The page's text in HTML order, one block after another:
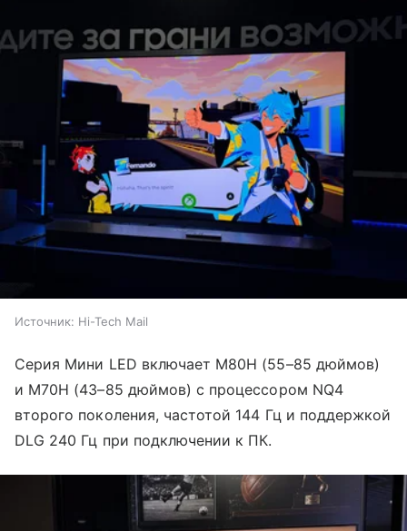
Источник: Hi-Tech Mail
Серия Мини LED включает M80H (55–85 дюймов)
и M70H (43–85 дюймов) с процессором NQ4
второго поколения, частотой 144 Гц и поддержкой
DLG 240 Гц при подключении к ПК.